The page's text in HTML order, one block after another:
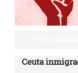
Ceuta